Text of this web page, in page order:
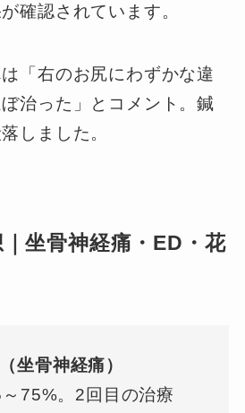
確認されています。
「右のお尻にわずかな違
治った」とコメント。鍼
しました。
坐骨神経痛・ED・花
坐骨神経痛）
75%。2回目の治療